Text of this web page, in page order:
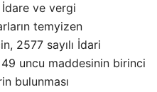
İdare ve vergi
temyizen
2577 sayılı İdari
49 uncu maddesinin birinci
bulunması